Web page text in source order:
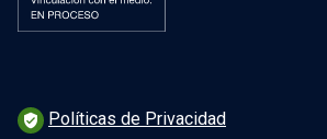
verified_user Políticas de Privacidad